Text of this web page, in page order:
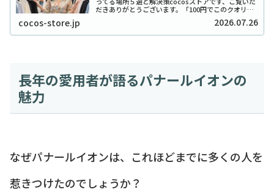
だきありがとうございます。「100円でこのクオリテ
ィ！？」とSNSで爆発的な人気を博したセリアのトラ
ベラーズノート風リフィルやカバーですが、...
cocos-store.jp 2026.07.26
長年の愛用者が語るパナールイオンの
魅力
なぜパナールイオンは、これほどまでに多くの人を
惹きつけたのでしょうか？